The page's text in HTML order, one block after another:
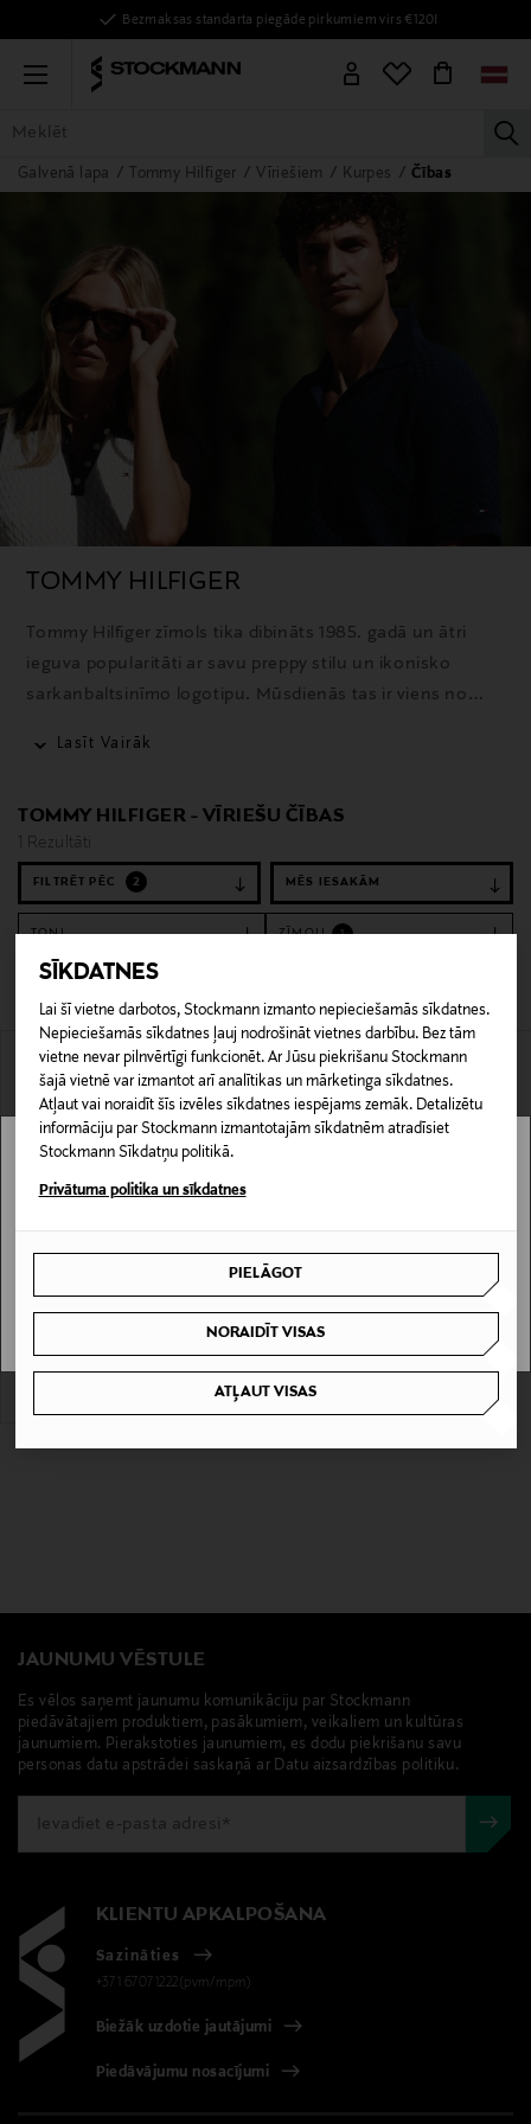
SĪKDATNES
Lai šī vietne darbotos, Stockmann izmanto nepieciešamās sīkdatnes.
Nepieciešamās sīkdatnes ļauj nodrošināt vietnes darbību. Bez tām
vietne nevar pilnvērtīgi funkcionēt. Ar Jūsu piekrišanu Stockmann
šajā vietnē var izmantot arī analītikas un mārketinga sīkdatnes.
Atļaut vai noraidīt šīs izvēles sīkdatnes iespējams zemāk. Detalizētu
informāciju par Stockmann izmantotajām sīkdatnēm atradīsiet
Stockmann Sīkdatņu politikā.
Privātuma politika un sīkdatnes
PIELĀGOT
NORAIDĪT VISAS
ATĻAUT VISAS
Bezmaksas standarta piegāde pirkumiem virs €120!
Menu
VISAS PRECES SIEVIETĒM VĪRIEŠIEM BĒRNIEM
Galvenā lapa Tommy Hilfiger Vīriešiem Kurpes Čības
TOMMY HILFIGER
Tommy Hilfiger zīmols tika dibināts 1985. gadā un ātri
ieguva popularitāti ar savu preppy stilu un ikonisko
sarkanbaltsinīmo logotipu. Mūsdienās tas ir viens no
Lasīt Vairāk
TOMMY HILFIGER - VĪRIEŠU ČĪBAS
1 Rezultāti
FILTRĒT PĒC 2
TOŅI ZĪMOLI 1
1 Rezultāti
IZPĀRDOŠANA 62%
Filca čības
JAUNUMU VĒSTULE
Es vēlos saņemt jaunumu komunikāciju par Stockmann
piedāvātajiem produktiem, pasākumiem, veikaliem un kultūras
jaunumiem. Pierakstoties jaunumiem, es dodu piekrišanu savu
personas datu apstrādei saskaņā ar Datu aizsardzības politiku.
KLIENTU APKALPOŠANA
Sazināties
+371 67071222(pvm/mpm)
Biežāk uzdotie jautājumi
Piedāvājumu nosacījumi
Stockmann nav pieejams tavā valstī.
I UNDERSTAND